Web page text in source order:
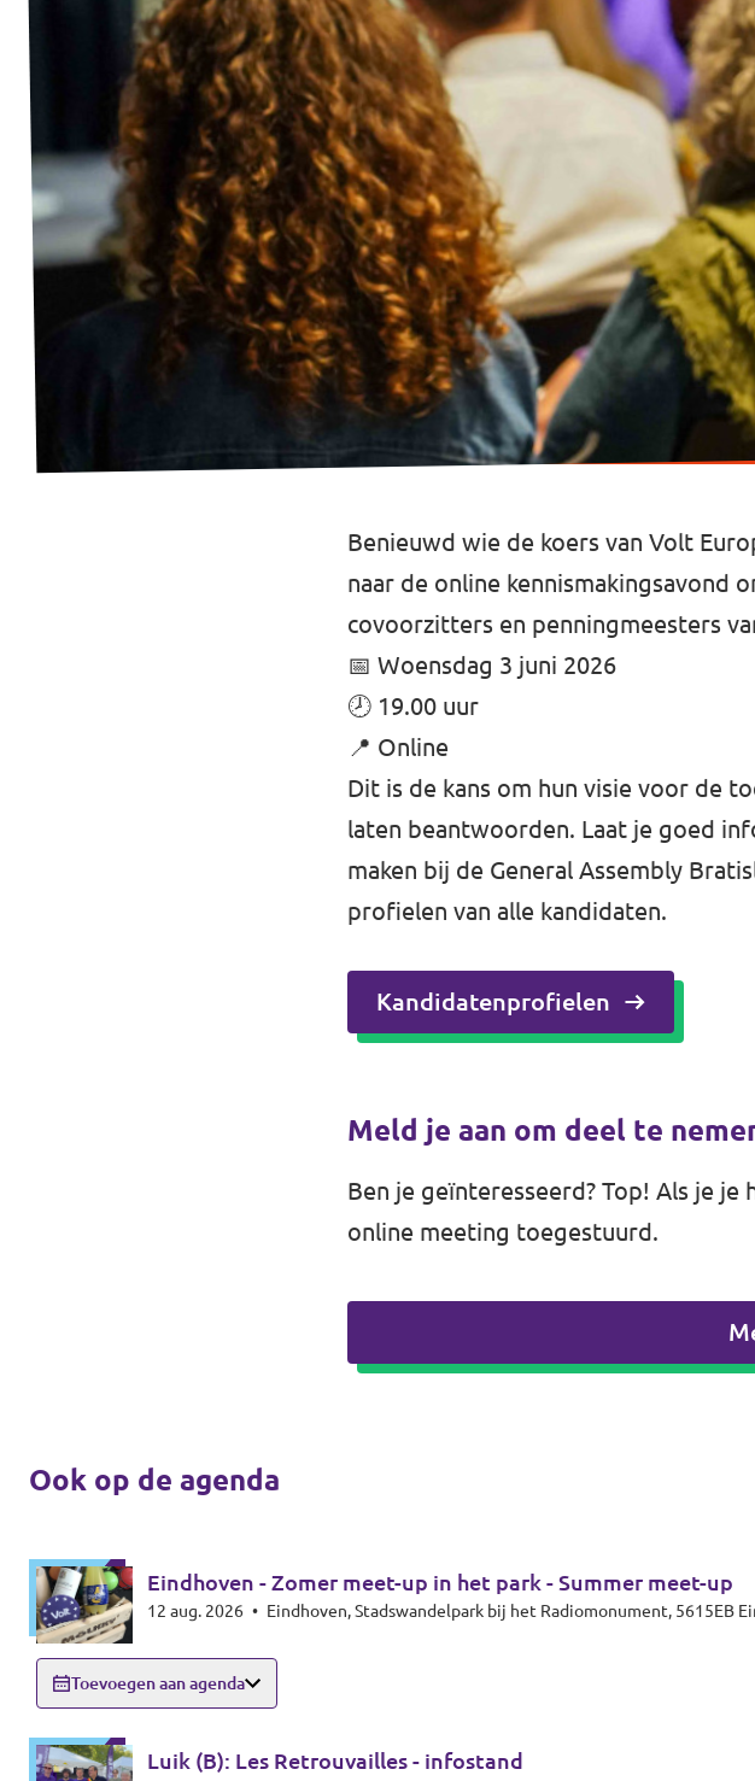
Werken bij Volt
Contact
Sprekersaanvraag
Volt There - Buitenlandstichting Volt
Charge - Wetenschappelijk Platform Volt
Benieuwd wie de koers van Volt
naar de online kennismakingsavond
covoorzitters en penningmeesters
📅 Woensdag 3 juni 2026
🕗 19.00 uur
📍 Online
Dit is de kans om hun visie voor de
laten beantwoorden. Laat je goed
maken bij de General Assembly
profielen van alle kandidaten.
Kandidatenprofielen
Meld je aan om deel te
Ben je geïnteresseerd? Top! Als je
online meeting toegestuurd.
Ook op de agenda
Eindhoven - Zomer meet-up in het park - Summer meet-up
12 aug. 2026 • Eindhoven, Stadswandelpark bij het Radiomonument, 5615EB
Toevoegen aan agenda
Luik (B): Les Retrouvailles - infostand